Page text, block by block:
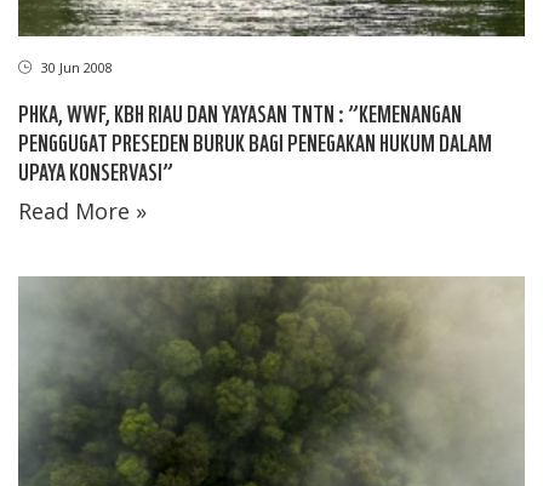
30 Jun 2008
PHKA, WWF, KBH RIAU DAN YAYASAN TNTN : ”KEMENANGAN
PENGGUGAT PRESEDEN BURUK BAGI PENEGAKAN HUKUM DALAM
UPAYA KONSERVASI”
Read More »